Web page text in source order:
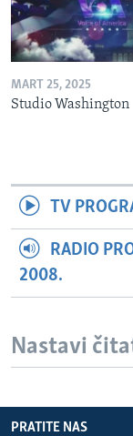
MART 25, 2025
Studio Washington
TV
RADIO
2008.
Nastavi
PRATITE NAS